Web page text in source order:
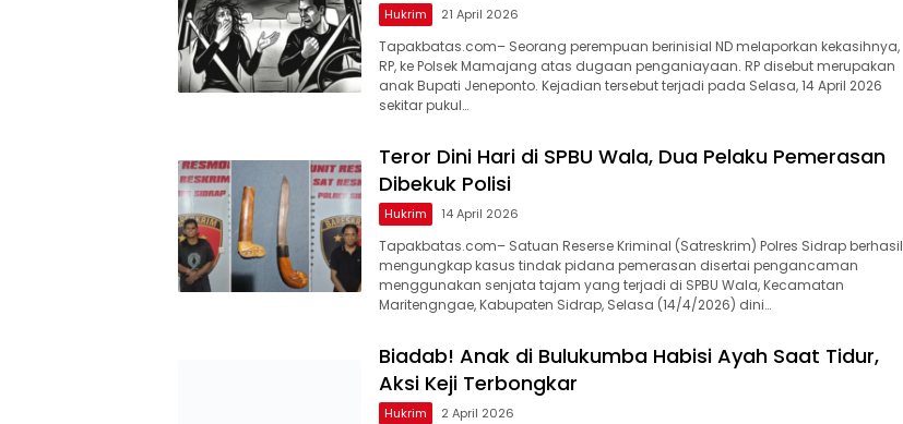
Hukrim 21 April 2026
Tapakbatas.com– Seorang perempuan berinisial ND melaporkan kekasihnya,
RP, ke Polsek Mamajang atas dugaan penganiayaan. RP disebut merupakan
anak Bupati Jeneponto. Kejadian tersebut terjadi pada Selasa, 14 April 2026
sekitar pukul…
Teror Dini Hari di SPBU Wala, Dua Pelaku Pemerasan
Dibekuk Polisi
Hukrim 14 April 2026
Tapakbatas.com– Satuan Reserse Kriminal (Satreskrim) Polres Sidrap berhasil
mengungkap kasus tindak pidana pemerasan disertai pengancaman
menggunakan senjata tajam yang terjadi di SPBU Wala, Kecamatan
Maritengngae, Kabupaten Sidrap, Selasa (14/4/2026) dini…
Biadab! Anak di Bulukumba Habisi Ayah Saat Tidur,
Aksi Keji Terbongkar
Hukrim 2 April 2026